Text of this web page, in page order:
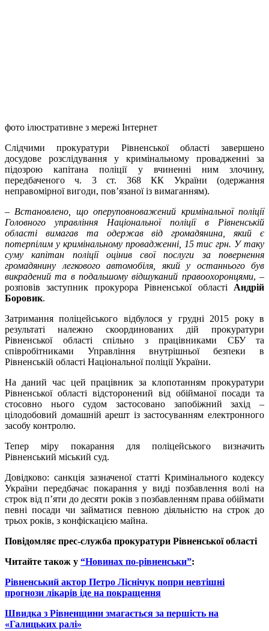
фото ілюстративне з мережі Інтернет
Слідчими прокуратури Рівненської області завершено
досудове розслідування у кримінальному провадженні за
підозрою капітана поліції у вчиненні ним злочину,
передбаченого ч. 3 ст. 368 КК України (одержання
неправомірної вигоди, пов’язаної із вимаганням).
–Встановлено, що оперуповноважений кримінальної поліції
Головного управління Національної поліції в Рівненській
області вимагав та одержав від громадянина, який є
потерпілим у кримінальному провадженні, 15 тис грн. У таку
суму капітан поліції оцінив свої послуги за повернення
громадянину легкового автомобіля, який у останнього був
викрадений та в подальшому відшуканий правоохоронцями, –
розповів заступник прокурора Рівненської області Андрій
Боровик.
Затримання поліцейського відбулося у грудні 2015 року в
результаті належно скоординованих дій прокуратури
Рівненської області спільно з працівниками СБУ та
співробітниками Управління внутрішньої безпеки в
Рівненській області Національної поліції України.
На даний час цей працівник за клопотанням прокуратури
Рівненської області відсторонений від обійманої посади та
стосовно нього судом застосовано запобіжний захід –
цілодобовий домашній арешт із застосуванням електронного
засобу контролю.
Тепер міру покарання для поліцейського визначить
Рівненський міський суд.
Довідково: санкція зазначеної статті Кримінального кодексу
України передбачає покарання у виді позбавлення волі на
строк від п’яти до десяти років з позбавленням права обіймати
певні посади чи займатися певною діяльністю на строк до
трьох років, з конфіскацією майна.
Повідомляє прес-служба прокуратури Рівненської області
Читайте також у “Новинах по-рівненськи”:
Рівненський актор Петро Ліснічук попри невтішні
прогнози лікарів іде на покращення
Швидка з Рівненщини змагається за першість на
«Галицьких ралі»